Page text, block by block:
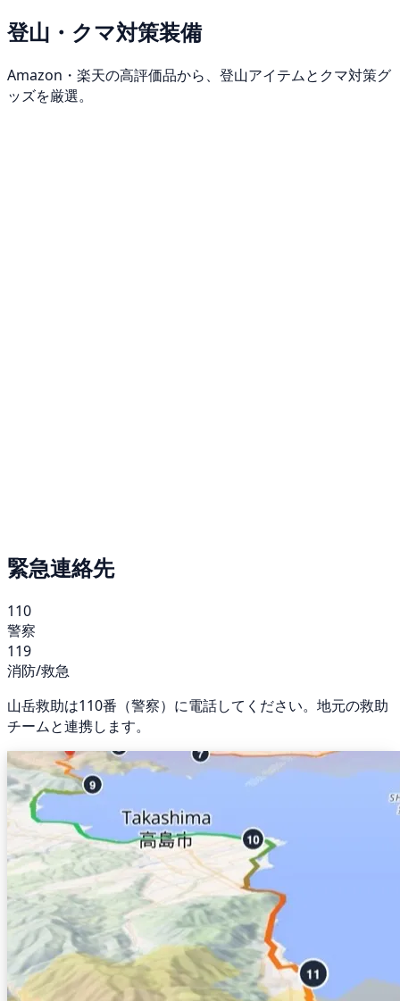
登山・クマ対策装備
Amazon・楽天の高評価品から、登山アイテムとクマ対策グ
ッズを厳選。
緊急連絡先
110
警察
119
消防/救急
山岳救助は110番（警察）に電話してください。地元の救助
チームと連携します。